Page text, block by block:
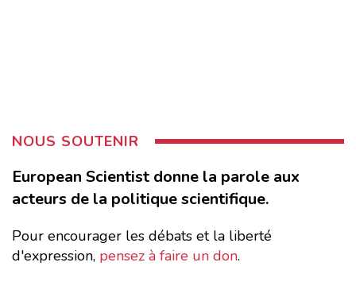
NOUS SOUTENIR
European Scientist donne la parole aux
acteurs de la politique scientifique.
Pour encourager les débats et la liberté
d'expression, pensez à faire un don.